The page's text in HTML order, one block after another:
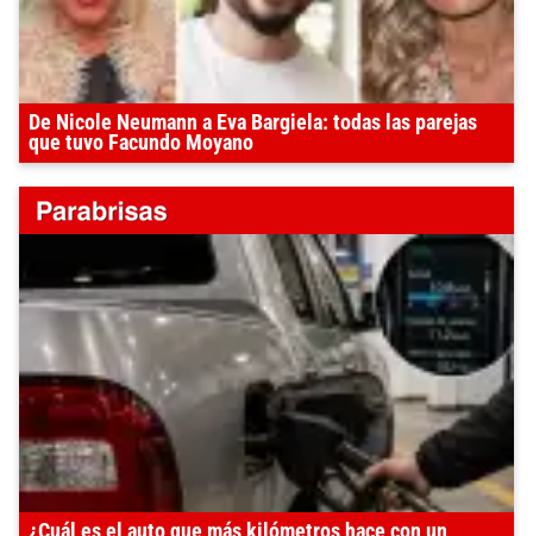
De Nicole Neumann a Eva Bargiela: todas las parejas
que tuvo Facundo Moyano
¿Cuál es el auto que más kilómetros hace con un